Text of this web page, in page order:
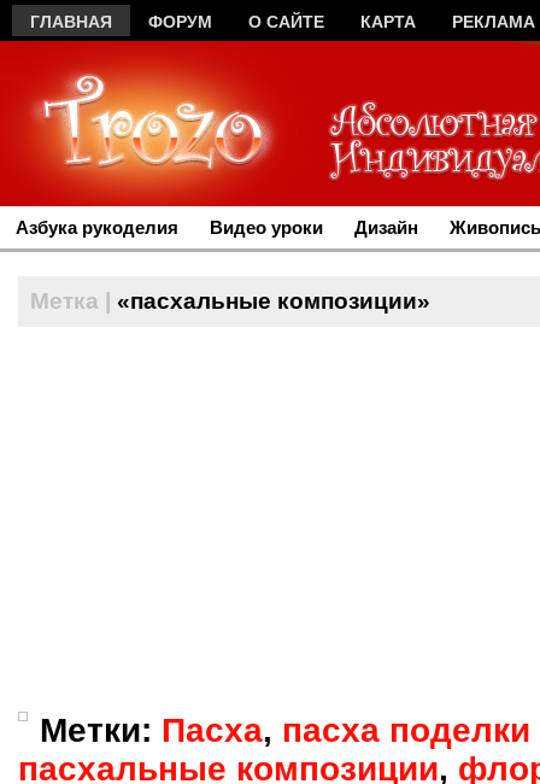
ГЛАВНАЯ ФОРУМ О САЙТЕ КАРТА РЕКЛАМА
Азбука рукоделия Видео уроки Дизайн
Метка | «пасхальные композиции»
Метки: Пасха, пасха
пасхальные композиции,